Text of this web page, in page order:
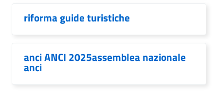
riforma guide turistiche
anci ANCI 2025assemblea nazionale
anci